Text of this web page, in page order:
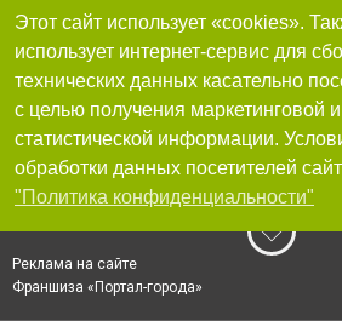
Этот сайт использует «cookies».
использует интернет-сервис для
технических данных касательно
с целью получения маркетинговой и
статистической информации.
обработки данных посетителей
"Политика конфиденциальности"
Реклама на сайте
Франшиза «Портал-города»